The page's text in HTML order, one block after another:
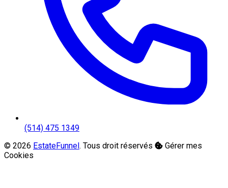
(514) 475 1349
© 2026 EstateFunnel. Tous droit réservés
Gérer mes
Cookies